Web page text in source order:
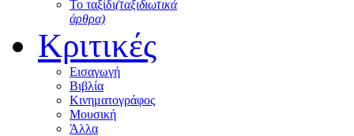
Το ταξίδι(ταξιδιωτικά
άρθρα)
Κριτικές
Εισαγωγή
Βιβλία
Κινηματογράφος
Μουσική
Άλλα